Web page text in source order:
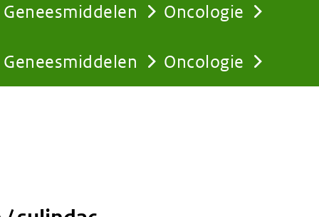
Geneesmiddelen Oncologie
Geneesmiddelen Oncologie